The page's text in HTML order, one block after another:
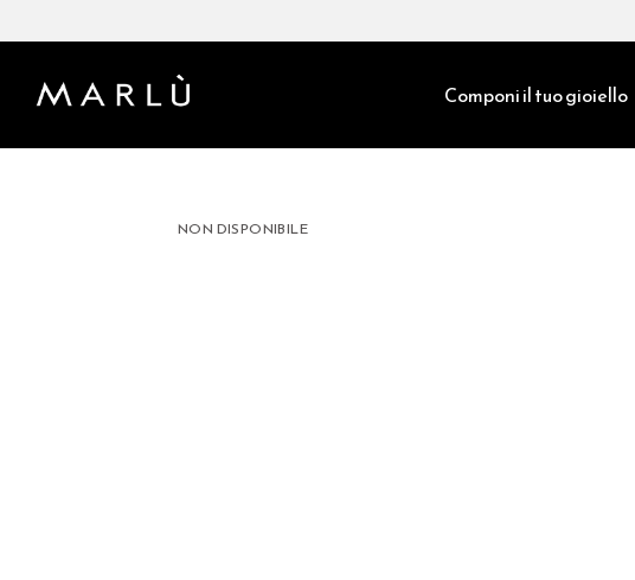
Componi il tuo gioiello
NON DISPONIBILE